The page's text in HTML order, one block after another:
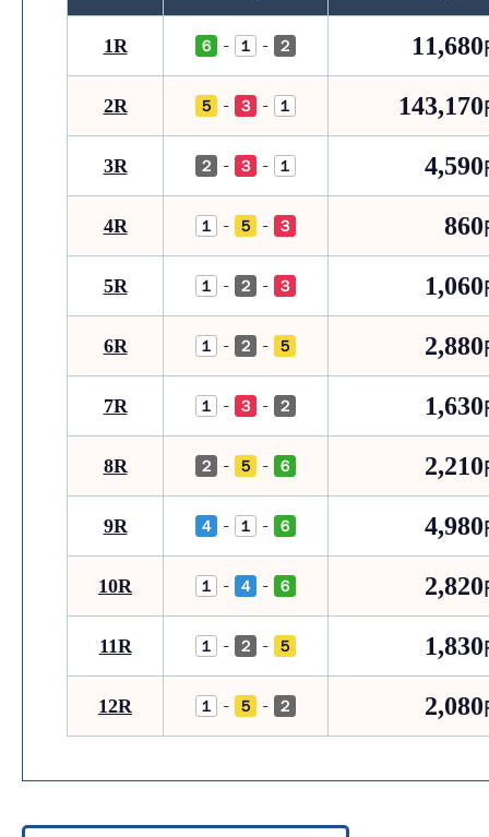
1R ６ - １ - ２ 11,680
2R ５ - ３ - １ 143,170
3R ２ - ３ - １ 4,590
4R １ - ５ - ３ 860
5R １ - ２ - ３ 1,060
6R １ - ２ - ５ 2,880
7R １ - ３ - ２ 1,630
8R ２ - ５ - ６ 2,210
9R ４ - １ - ６ 4,980
10R １ - ４ - ６ 2,820
11R １ - ２ - ５ 1,830
12R １ - ５ - ２ 2,080